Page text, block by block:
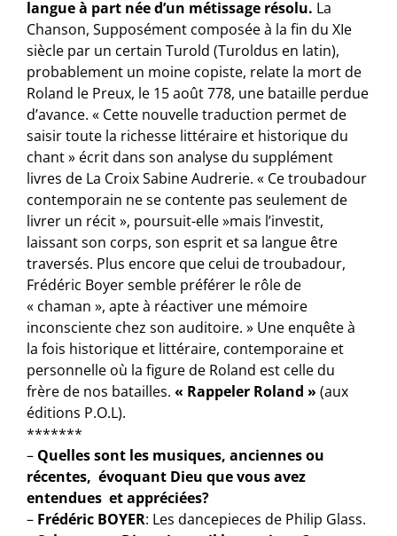
langue à part née d’un métissage résolu. La
Chanson, Supposément composée à la fin du XIe
siècle par un certain Turold (Turoldus en latin),
probablement un moine copiste, relate la mort de
Roland le Preux, le 15 août 778, une bataille perdue
d’avance. « Cette nouvelle traduction permet de
saisir toute la richesse littéraire et historique du
chant » écrit dans son analyse du supplément
livres de La Croix Sabine Audrerie. « Ce troubadour
contemporain ne se contente pas seulement de
livrer un récit », poursuit-elle »mais l’investit,
laissant son corps, son esprit et sa langue être
traversés. Plus encore que celui de troubadour,
Frédéric Boyer semble préférer le rôle de
« chaman », apte à réactiver une mémoire
inconsciente chez son auditoire. » Une enquête à
la fois historique et littéraire, contemporaine et
personnelle où la figure de Roland est celle du
frère de nos batailles.« Rappeler Roland » (aux
éditions P.O.L).
*******
– Quelles sont les musiques, anciennes ou
récentes, évoquant Dieu que vous avez
entendues et appréciées?
– Frédéric BOYER: Les dancepieces de Philip Glass.